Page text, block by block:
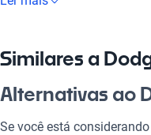
premium e sistemas de
chance de investir em um
valoriza qualidade e
Por que
Similares a
Alternativas ao
Se você está